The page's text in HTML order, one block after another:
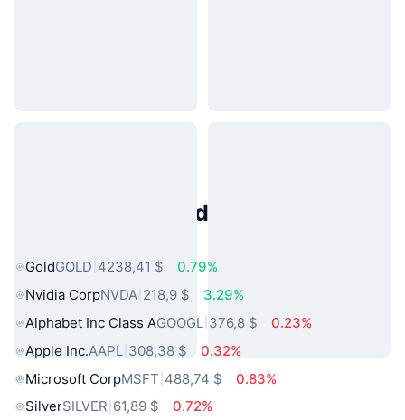
Activos del Mundo Real
GoldGOLD 4238,41 $
0.79%
Nvidia CorpNVDA 218,9 $
3.29%
Alphabet Inc Class AGOOGL 376,8 $
0.23%
Apple Inc.AAPL 308,38 $
0.32%
Microsoft CorpMSFT 488,74 $
0.83%
SilverSILVER 61,89 $
0.72%